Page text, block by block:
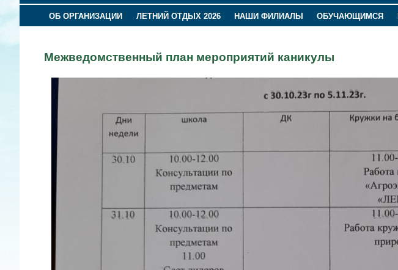
ОБ ОРГАНИЗАЦИИ ЛЕТНИЙ ОТДЫХ 2026 НАШИ ФИЛИАЛЫ ОБУЧАЮЩИМСЯ
Межведомственный план мероприятий каникулы